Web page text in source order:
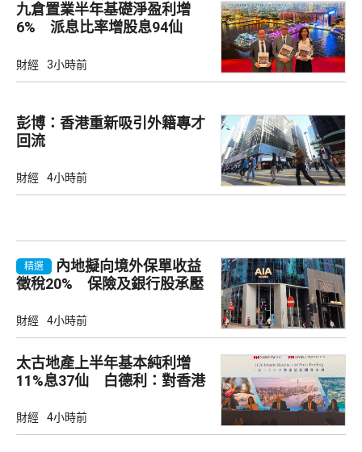
九倉置業半年基礎淨盈利增
6% 派息比率增股息94仙
財經 3小時前
彭博：香港重新吸引外籍專才
回流
財經 4小時前
精選
內地擬向境外保單收益
徵稅20% 保險及銀行股承壓
財經 4小時前
太古地產上半年基本純利增
11%息37仙 白德利：對香港
財經 4小時前